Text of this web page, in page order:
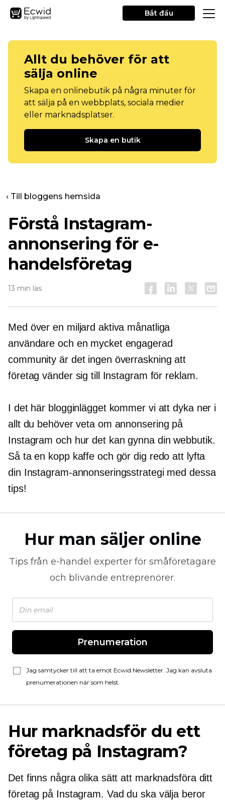
Bắt đầu
Allt du behöver för att
sälja online
Skapa en onlinebutik på några minuter för
att sälja på en webbplats, sociala medier
eller marknadsplatser.
Skapa en butik
‹ Till bloggens hemsida
Förstå Instagram-
annonsering för e-
handelsföretag
13 min läs
Med över en miljard aktiva månatliga
användare och en mycket engagerad
community är det ingen överraskning att
företag vänder sig till Instagram för reklam.
I det här blogginlägget kommer vi att dyka ner i
allt du behöver veta om annonsering på
Instagram och hur det kan gynna din webbutik.
Så ta en kopp kaffe och gör dig redo att lyfta
din Instagram-annonseringsstrategi med dessa
tips!
Hur man säljer online
Tips från e-handel experter för småföretagare
och blivande entreprenörer.
Prenumeration
Jag samtycker till att ta emot Ecwid Newsletter. Jag kan avsluta
prenumerationen när som helst.
Hur marknadsför du ett
företag på Instagram?
Det finns några olika sätt att marknadsföra ditt
företag på Instagram. Vad du ska välja beror